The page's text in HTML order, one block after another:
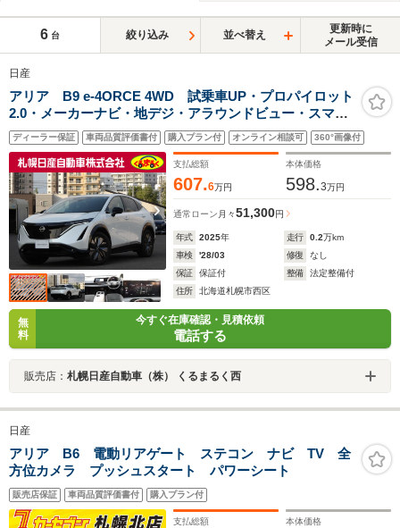
6 台 絞り込み 並べ替え
更新時に
メール受信
日産
アリア B9 e-4ORCE 4WD 試乗車UP・プロパイロット
2.0・メーカーナビ・地デジ・アラウンドビュー・スマー
トミラー・全席シートヒーター・サンルーフ・ヘッドア
ップディスプレー・オートバックドアー
ディーラー保証 車両品質評価書付 購入プラン付 オンライン相談可 360°画像付
支払総額
607.6万円
本体価格
598.3万円
通常ローン 月々51,300円
年式 2025年 走行 0.2万km
車検
'28/03 修復
なし
保証
保証付 整備
法定整備付
住所
北海道札幌市西区
無
料
今すぐ在庫確認・見積依頼
電話する
販売店： 札幌日産自動車（株） くるまるく西
日産
アリア B6 電動リアゲート ステコン ナビ TV 全
方位カメラ プッシュスタート パワーシート
販売店保証 車両品質評価書付 購入プラン付
支払総額 本体価格